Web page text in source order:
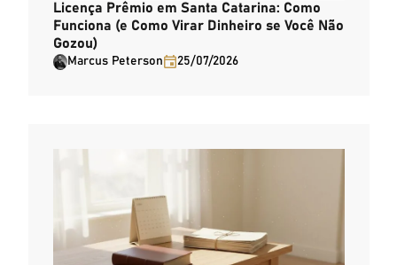
Licença Prêmio em Santa Catarina: Como
Funciona (e Como Virar Dinheiro se Você Não
Gozou)
Marcus Peterson 25/07/2026